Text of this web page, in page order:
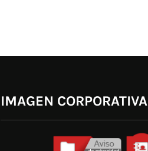
IMAGEN CORPORATIVA